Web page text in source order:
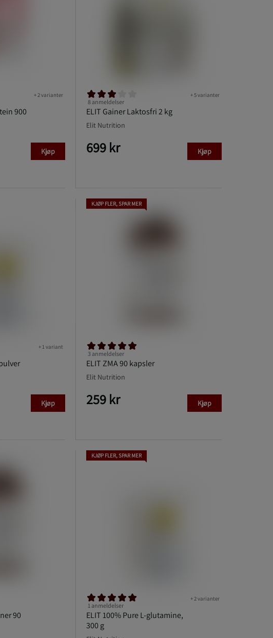
900
+ 2 varianter
Kjøp
ELIT Gainer Laktosfri 2 kg
+ 5 varianter
8 anmeldelser
Elit Nutrition
699 kr Kjøp
+ 1 variant
Kjøp
KJØP FLER, SPAR MER
ELIT ZMA 90 kapsler
3 anmeldelser
Elit Nutrition
259 kr Kjøp
90
KJØP FLER, SPAR MER
ELIT 100% Pure L-glutamine,
300 g
+ 2 varianter
1 anmeldelser